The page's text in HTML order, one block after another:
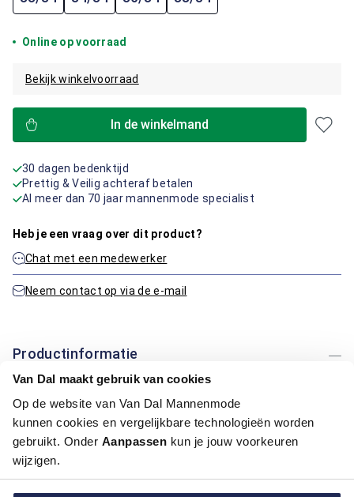
Van Dal maakt gebruik van cookies
Op de website van Van Dal Mannenmode
kunnen cookies en vergelijkbare technologieën worden
gebruikt. Onder Aanpassen kun je jouw voorkeuren
wijzigen.
Online op voorraad
Bekijk winkelvoorraad
In de winkelmand
30 dagen bedenktijd
Prettig & Veilig achteraf betalen
Al meer dan 70 jaar mannenmode specialist
Heb je een vraag over dit product?
Chat met een medewerker
Neem contact op via de e-mail
Productinformatie
Kleur:
Materiaal:
84% Katoen / 14% Polyester / 2% Elastaan
Pasvorm:
Regular Fit
Motief: